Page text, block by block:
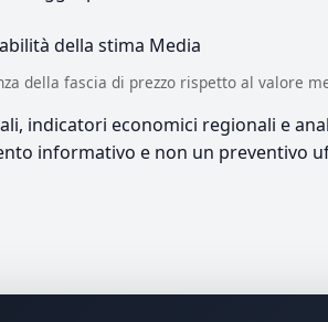
della stima Media
della fascia di prezzo rispetto al valore
indicatori economici regionali e
informativo e non un preventivo